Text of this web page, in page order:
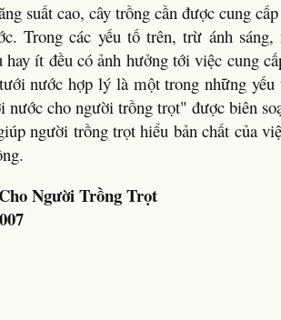
suất cao, cây trồng cần được cung
Trong các yếu tố trên, trừ ánh
ít đều có ảnh hưởng tới việc cung
nước hợp lý là một trong những yếu
nước cho người trồng trọt" được biên
người trồng trọt hiểu bản chất của
Người Trồng Trọt